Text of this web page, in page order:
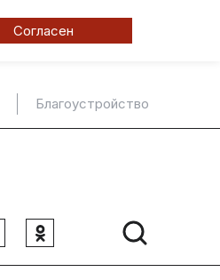
Согласен
Благоустройство